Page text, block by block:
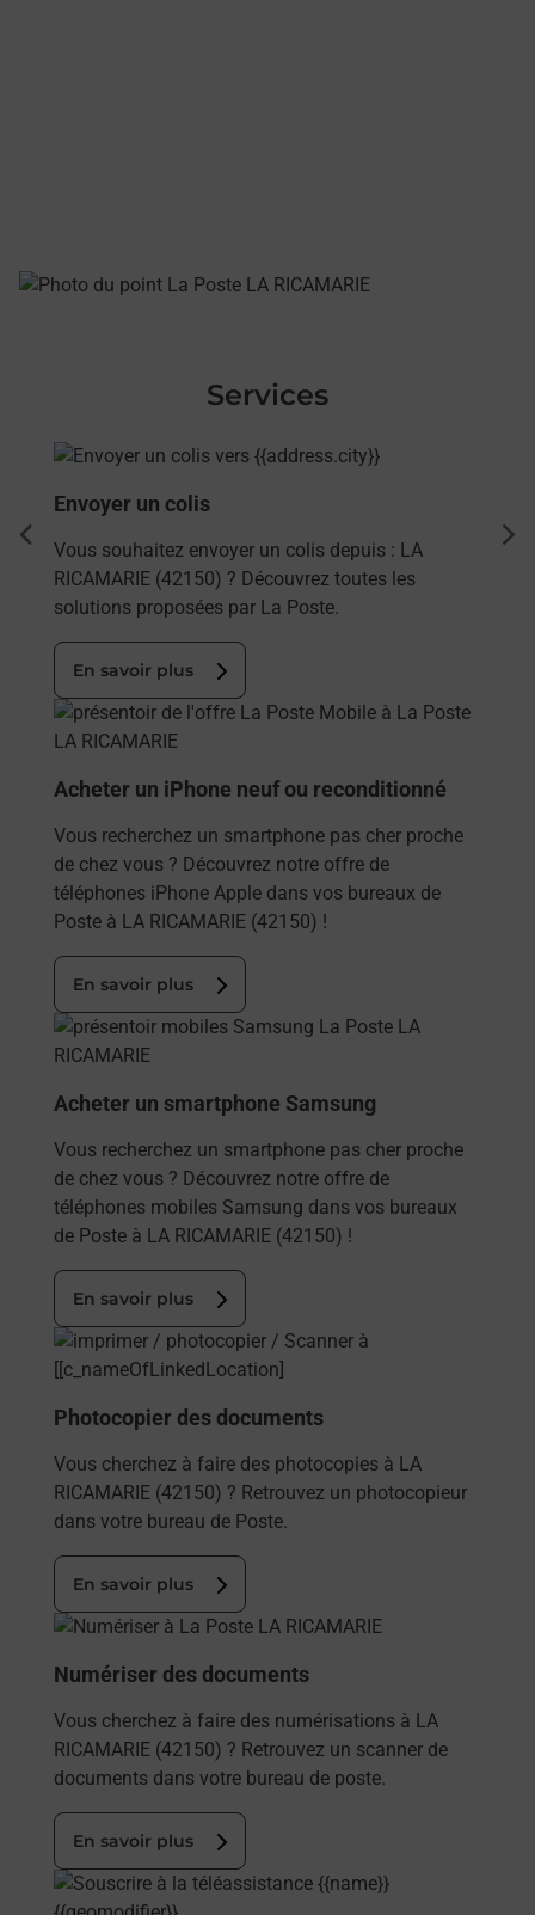
Services
En savoir plus
Envoyer un colis
Vous souhaitez envoyer un colis depuis : LA
RICAMARIE (42150) ? Découvrez toutes les
solutions proposées par La Poste.
En savoir plus
En savoir plus
Acheter un iPhone neuf ou reconditionné
Vous recherchez un smartphone pas cher proche
de chez vous ? Découvrez notre offre de
téléphones iPhone Apple dans vos bureaux de
Poste à LA RICAMARIE (42150) !
En savoir plus
En savoir plus
Acheter un smartphone Samsung
Vous recherchez un smartphone pas cher proche
de chez vous ? Découvrez notre offre de
téléphones mobiles Samsung dans vos bureaux
de Poste à LA RICAMARIE (42150) !
En savoir plus
En savoir plus
Photocopier des documents
Vous cherchez à faire des photocopies à LA
RICAMARIE (42150) ? Retrouvez un photocopieur
dans votre bureau de Poste.
En savoir plus
En savoir plus
Numériser des documents
Vous cherchez à faire des numérisations à LA
RICAMARIE (42150) ? Retrouvez un scanner de
documents dans votre bureau de poste.
En savoir plus
En savoir plus